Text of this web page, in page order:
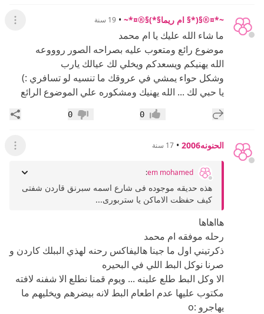
~*¤®§(*§ ام ريما§*)§®¤*~ • 19 سنة عرض
ما شاء الله عليك يا ام محمد
موضوع رائع ومتعوب عليه بصراحه الصور روووعه
الله يهنيكم ويسعدكم ويخلي لك عيالك يارب
وشكل حواء يمشي في عروقك ما تنسيه لو تسافري :)
يا حبي لك ... الله يهنيك ومشكوره علي الموضوع الرائع
إضافة رد جديد إعجاب0 عدم إعجاب
0
الحنونه2006 • 17 سنة عرض
em mohamed
:
هذه حديقه موجوده فى شارع اسمه سبرنق قاردن شفتى
كيف حفظت الاماكن يا ستربورى...
هااهاها
رحله موفقه ام محمد
ذكرتيني اول ما جينا هاليفاكس رحنه لهذي الببلك كاردن و
صرنا نوكل البط اللي في البحيره
الا وكل البط طلع علينه ... ويوم قمنا نطلع الا شفنه لافته
مكتوب عليها عدم اطعام البط لانه بيضرهم ويخليهم ما
يهاجرو :o